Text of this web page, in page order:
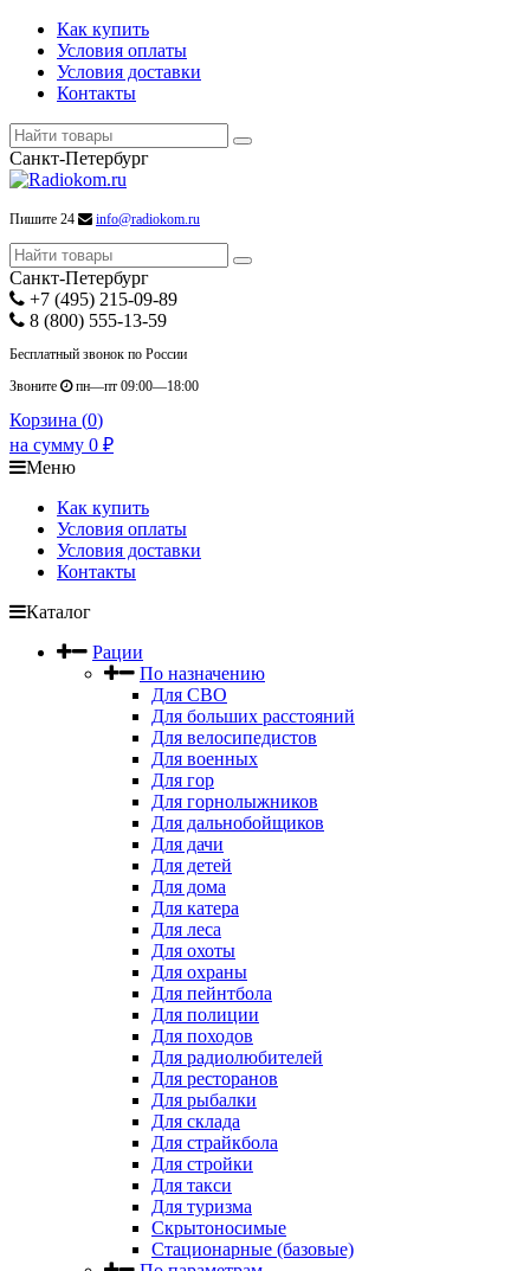
Как купить
Условия оплаты
Условия доставки
Контакты
Санкт-Петербург
Пишите 24 info@radiokom.ru
Санкт-Петербург
+7 (495) 215-09-89
8 (800) 555-13-59
Бесплатный звонок по России
Звоните
пн—пт 09:00—18:00
Корзина (0)
на сумму 0 ₽
Меню
Как купить
Условия оплаты
Условия доставки
Контакты
Каталог
Рации
По назначению
Для СВО
Для больших расстояний
Для велосипедистов
Для военных
Для гор
Для горнолыжников
Для дальнобойщиков
Для дачи
Для детей
Для дома
Для катера
Для леса
Для охоты
Для охраны
Для пейнтбола
Для полиции
Для походов
Для радиолюбителей
Для ресторанов
Для рыбалки
Для склада
Для страйкбола
Для стройки
Для такси
Для туризма
Скрытоносимые
Стационарные (базовые)